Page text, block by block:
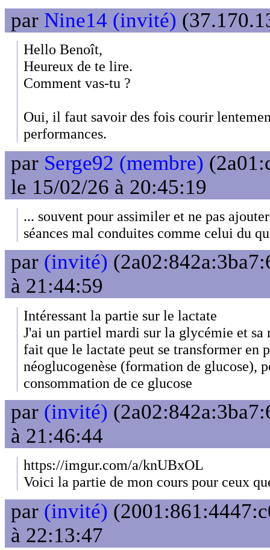
par Nine14 (invité)
Hello Benoît,
Heureux de te lire.
Comment vas-tu ?
Oui, il faut savoir des fois courir
performances.
par Serge92 (membre)
le 15/02/26 à 20:45:19
... souvent pour assimiler et ne pas
séances mal conduites comme celui du
par (invité)
à 21:44:59
Intéressant la partie sur le lactate
J'ai un partiel mardi sur la glycémie et
fait que le lactate peut se transformer en
néoglucogenèse (formation de glucose),
consommation de ce glucose
par (invité)
à 21:46:44
https://imgur.com/a/knUBxOL
Voici la partie de mon cours pour ceux
par (invité)
à 22:13:47